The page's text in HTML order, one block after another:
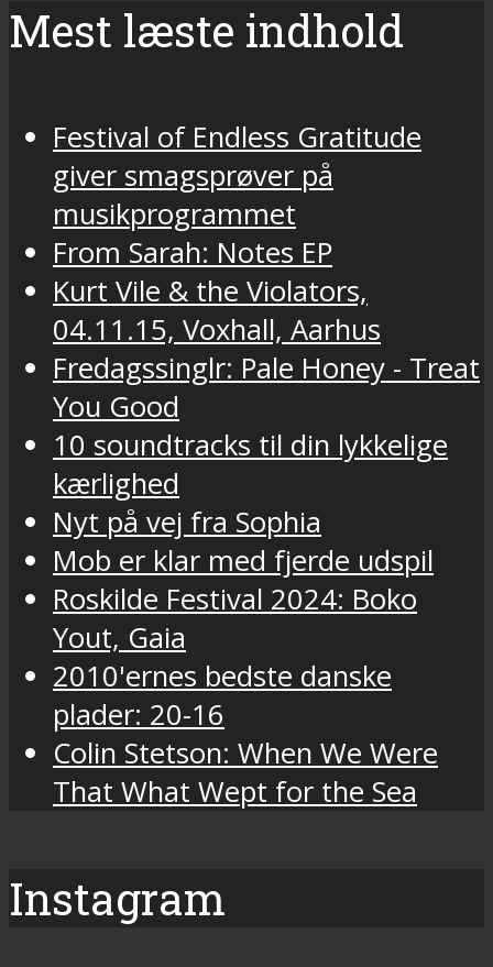
Mest læste indhold
Festival of Endless Gratitude
giver smagsprøver på
musikprogrammet
From Sarah: Notes EP
Kurt Vile & the Violators,
04.11.15, Voxhall, Aarhus
Fredagssinglr: Pale Honey - Treat
You Good
10 soundtracks til din lykkelige
kærlighed
Nyt på vej fra Sophia
Mob er klar med fjerde udspil
Roskilde Festival 2024: Boko
Yout, Gaia
2010'ernes bedste danske
plader: 20-16
Colin Stetson: When We Were
That What Wept for the Sea
Instagram